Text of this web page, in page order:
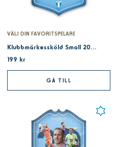
VÄLJ DIN FAVORITSPELARE
Klubbmärkessköld Small 20cm
199 kr
GÅ TILL